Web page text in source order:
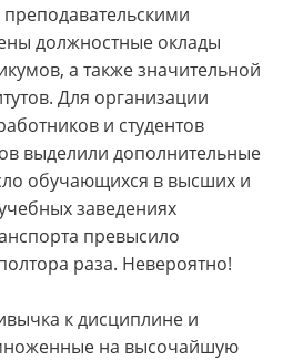
должностные оклады
а также значительной
Для организации
и студентов
выделили дополнительные
обучающихся в высших и
заведениях
превысило
раза. Невероятно!
к дисциплине и
на высочайшую